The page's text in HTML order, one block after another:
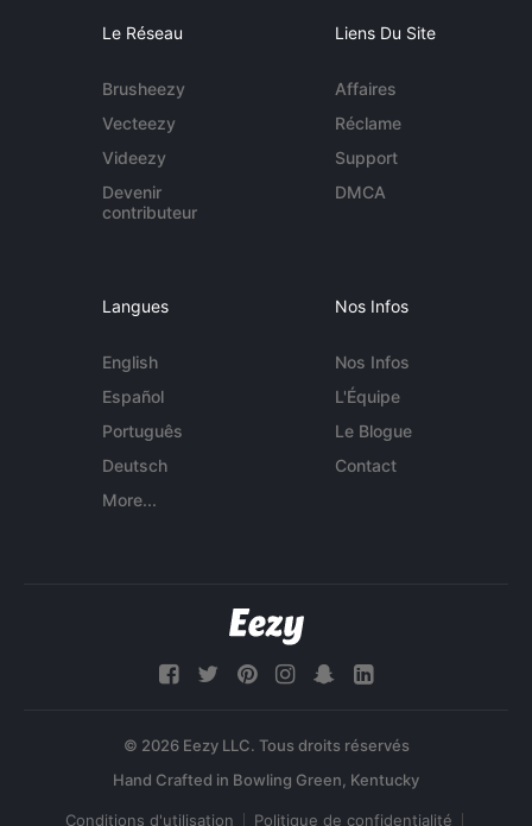
Le Réseau
Brusheezy
Vecteezy
Videezy
Devenir
contributeur
Liens Du Site
Affaires
Réclame
Support
DMCA
Langues
English
Español
Português
Deutsch
More...
Nos Infos
Nos Infos
L'Équipe
Le Blogue
Contact
© 2026 Eezy LLC. Tous droits réservés
Conditions d'utilisation Politique de confidentialité